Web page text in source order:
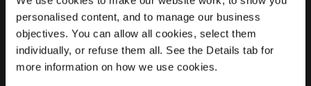
personalised content, and to manage our business
objectives. You can allow all cookies, select them
individually, or refuse them all. See the Details tab for
more information on how we use cookies.